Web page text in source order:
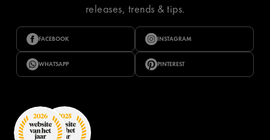
releases, trends & tips.
FACEBOOK INSTAGRAM
WHATSAPP PINTEREST